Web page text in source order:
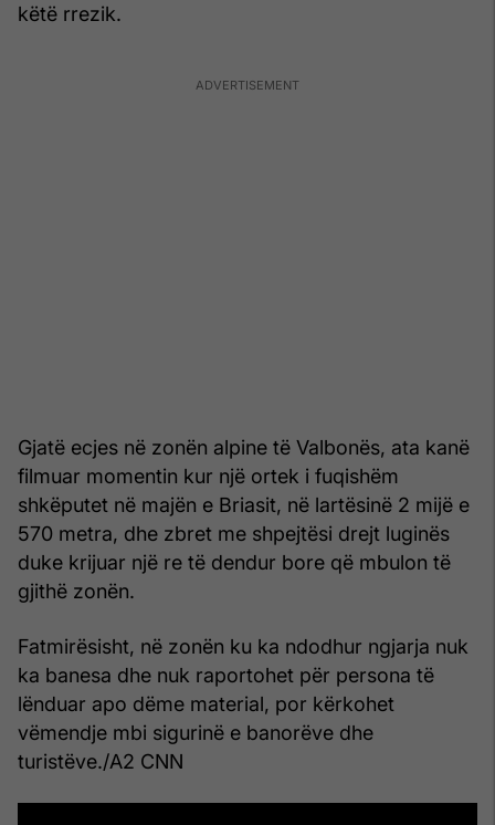
këtë rrezik.
Gjatë ecjes në zonën alpine të Valbonës, ata kanë
filmuar momentin kur një ortek i fuqishëm
shkëputet në majën e Briasit, në lartësinë 2 mijë e
570 metra, dhe zbret me shpejtësi drejt luginës
duke krijuar një re të dendur bore që mbulon të
gjithë zonën.
Fatmirësisht, në zonën ku ka ndodhur ngjarja nuk
ka banesa dhe nuk raportohet për persona të
lënduar apo dëme material, por kërkohet
vëmendje mbi sigurinë e banorëve dhe
turistëve./A2 CNN